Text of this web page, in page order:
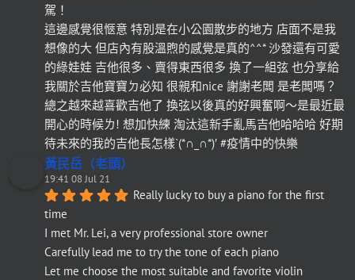
駕！
這邊感覺很愜意 特別是在小公園散步的地方 店面不是我
想像的大 但店內有股溫煦的感覺是真的^^* 沙發還有可愛
的綠娃娃 吉他很多、賣得東西很多 換了一組弦 也分享給
我關於吉他寶寶ㄉ必知 很親和nice 謝謝老闆 是老闆嗎？
總之越來越喜歡吉他了 換弦以後真的好興奮啊～是最近最
開心的時候ㄌ! 想加快練 淘汰這新手亂馬吉他哈哈哈 好期
待未來的我的吉他長怎樣`(*∩_∩*)′ #疫情中的快樂
黃民岳（老頭）
19:41 08 Jul 21
Really lucky to buy a piano for the first
time
I met Mr. Lei, a very professional store owner
Carefully lead me to try the tone of each piano
Let me choose the most suitable and favorite violin